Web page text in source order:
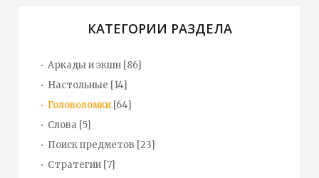
КАТЕГОРИИ РАЗДЕЛА
Аркады и экшн [86]
Настольные [14]
Головоломки [64]
Слова [5]
Поиск предметов [23]
Стратегии [7]